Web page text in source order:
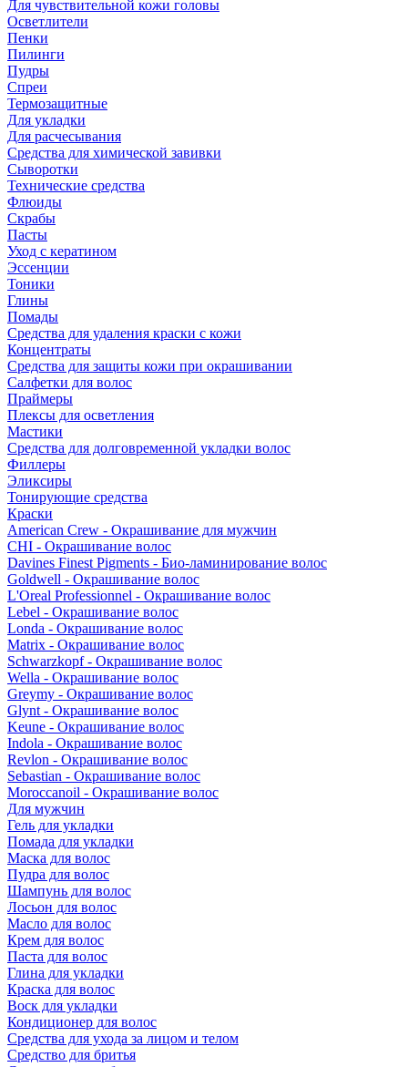
Для чувствительной кожи головы
Осветлители
Пенки
Пилинги
Пудры
Спреи
Термозащитные
Для укладки
Для расчесывания
Средства для химической завивки
Сыворотки
Технические средства
Флюиды
Скрабы
Пасты
Уход с кератином
Эссенции
Тоники
Глины
Помады
Средства для удаления краски с кожи
Концентраты
Средства для защиты кожи при окрашивании
Салфетки для волос
Праймеры
Плексы для осветления
Мастики
Средства для долговременной укладки волос
Филлеры
Эликсиры
Тонирующие средства
Краски
American Crew - Окрашивание для мужчин
CHI - Окрашивание волос
Davines Finest Pigments - Био-ламинирование волос
Goldwell - Окрашивание волос
L'Oreal Professionnel - Окрашивание волос
Lebel - Окрашивание волос
Londa - Окрашивание волос
Matrix - Окрашивание волос
Schwarzkopf - Окрашивание волос
Wella - Окрашивание волос
Greymy - Окрашивание волос
Glynt - Окрашивание волос
Keune - Окрашивание волос
Indola - Окрашивание волос
Revlon - Окрашивание волос
Sebastian - Окрашивание волос
Moroccanoil - Окрашивание волос
Для мужчин
Гель для укладки
Помада для укладки
Маска для волос
Пудра для волос
Шампунь для волос
Лосьон для волос
Масло для волос
Крем для волос
Паста для волос
Глина для укладки
Краска для волос
Воск для укладки
Кондиционер для волос
Средства для ухода за лицом и телом
Средство для бритья